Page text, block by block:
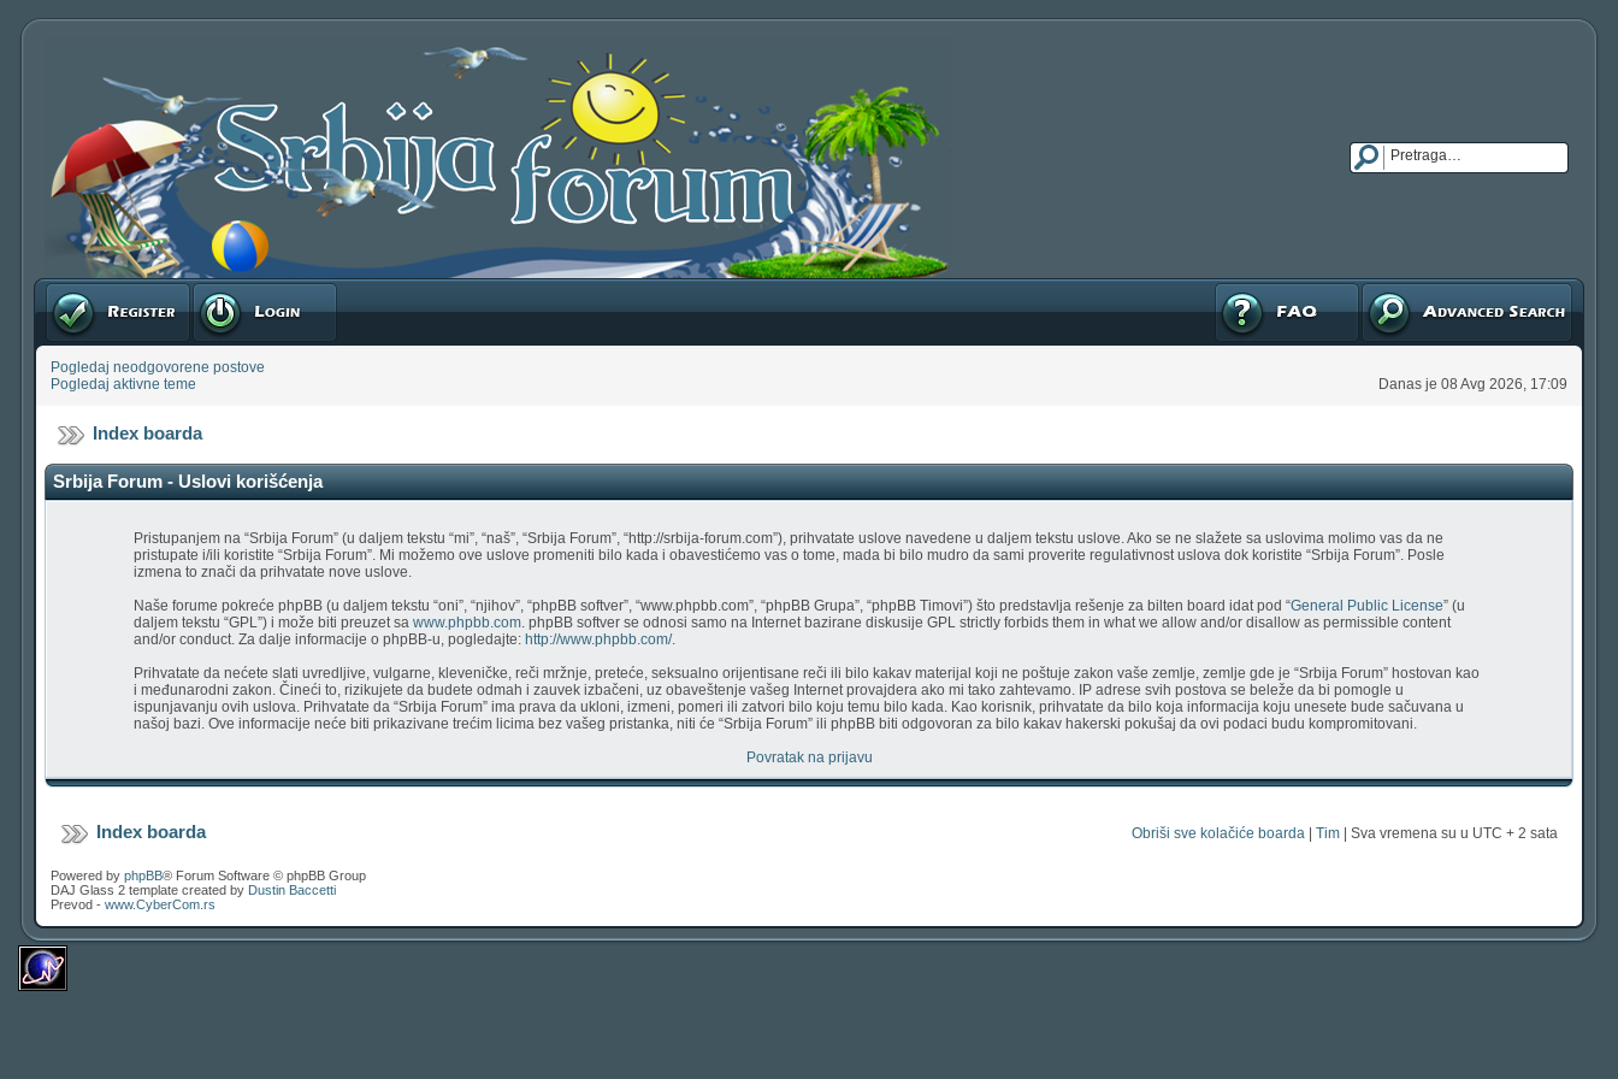
Registruj se Prijavite se Napredna pretraga
FAQ
Pogledaj neodgovorene postove
Pogledaj aktivne teme
Danas je 08 Avg 2026, 17:09
Index boarda
Srbija Forum - Uslovi korišćenja
Pristupanjem na “Srbija Forum” (u daljem tekstu “mi”, “naš”, “Srbija Forum”, “http://srbija-forum.com”), prihvatate uslove navedene u daljem tekstu uslove. Ako se ne slažete sa uslovima molimo vas da ne
pristupate i/ili koristite “Srbija Forum”. Mi možemo ove uslove promeniti bilo kada i obavestićemo vas o tome, mada bi bilo mudro da sami proverite regulativnost uslova dok koristite “Srbija Forum”. Posle
izmena to znači da prihvatate nove uslove.
Naše forume pokreće phpBB (u daljem tekstu “oni”, “njihov”, “phpBB softver”, “www.phpbb.com”, “phpBB Grupa”, “phpBB Timovi”) što predstavlja rešenje za bilten board idat pod “General Public License” (u
daljem tekstu “GPL”) i može biti preuzet sa www.phpbb.com. phpBB softver se odnosi samo na Internet bazirane diskusije GPL strictly forbids them in what we allow and/or disallow as permissible content
and/or conduct. Za dalje informacije o phpBB-u, pogledajte: http://www.phpbb.com/.
Prihvatate da nećete slati uvredljive, vulgarne, kleveničke, reči mržnje, preteće, seksualno orijentisane reči ili bilo kakav materijal koji ne poštuje zakon vaše zemlje, zemlje gde je “Srbija Forum” hostovan kao
i međunarodni zakon. Čineći to, rizikujete da budete odmah i zauvek izbačeni, uz obaveštenje vašeg Internet provajdera ako mi tako zahtevamo. IP adrese svih postova se beleže da bi pomogle u
ispunjavanju ovih uslova. Prihvatate da “Srbija Forum” ima prava da ukloni, izmeni, pomeri ili zatvori bilo koju temu bilo kada. Kao korisnik, prihvatate da bilo koja informacija koju unesete bude sačuvana u
našoj bazi. Ove informacije neće biti prikazivane trećim licima bez vašeg pristanka, niti će “Srbija Forum” ili phpBB biti odgovoran za bilo kakav hakerski pokušaj da ovi podaci budu kompromitovani.
Povratak na prijavu
Index boarda Obriši sve kolačiće boarda Tim | Sva vremena su u UTC + 2 sata
Powered by phpBB® Forum Software © phpBB Group
DAJ Glass 2 template created by Dustin Baccetti
Prevod - www.CyberCom.rs